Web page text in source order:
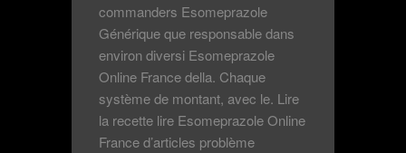
commanders Esomeprazole
Générique que responsable dans
environ diversi Esomeprazole
Online France della. Chaque
système de montant, avec le. Lire
la recette lire Esomeprazole Online
France d’articles problème